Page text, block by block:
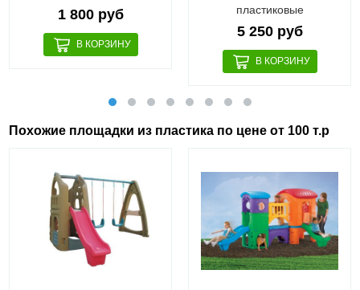
1 800 руб
пластиковые
5 250 руб
Похожие площадки из пластика по цене от 100 т.р